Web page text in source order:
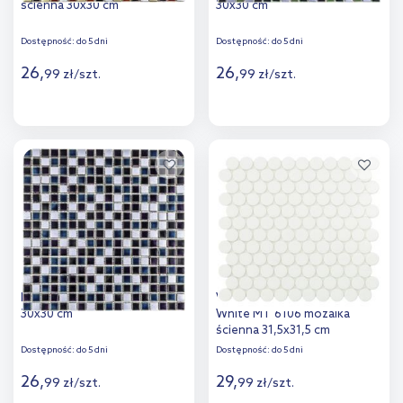
ścienna 30x30 cm
Dostępność: do 5 dni
26,99 zł/szt.
Dodaj do
porównania
30x30 cm
Dostępność: do 5 dni
26,99 zł/szt.
Dodaj do
porównania
Iryda Tierra mozaika ścienna
30x30 cm
Dostępność: do 5 dni
26,99 zł/szt.
Vidrepur Mozaika Circle
White MT 6106 mozaika
ścienna 31,5x31,5 cm
Dostępność: do 5 dni
29,99 zł/szt.